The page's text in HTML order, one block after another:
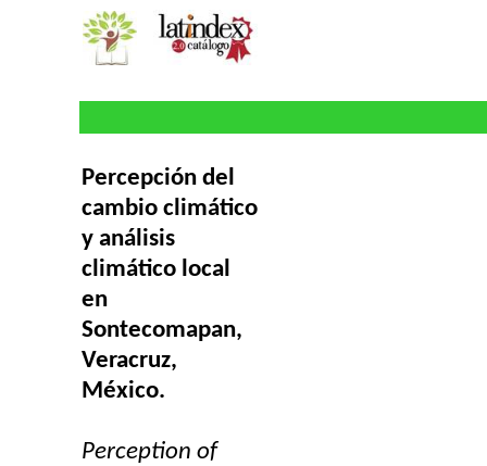
Percepción del
cambio climático
y análisis
climático local
en
Sontecomapan,
Veracruz,
México.
Perception of